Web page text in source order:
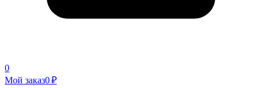
0
Мой заказ0 ₽